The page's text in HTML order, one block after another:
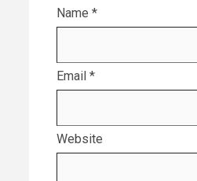
Name *
Email *
Website